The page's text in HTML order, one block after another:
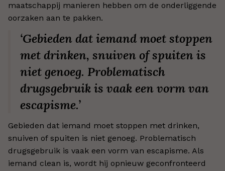
maatschappij manieren hebben om de onderliggende
oorzaken aan te pakken.
‘Gebieden dat iemand moet stoppen
met drinken, snuiven of spuiten is
niet genoeg. Problematisch
drugsgebruik is vaak een vorm van
escapisme.’
Gebieden dat iemand moet stoppen met drinken,
snuiven of spuiten is niet genoeg. Problematisch
drugsgebruik is vaak een vorm van escapisme. Als
iemand clean is, wordt hij opnieuw geconfronteerd